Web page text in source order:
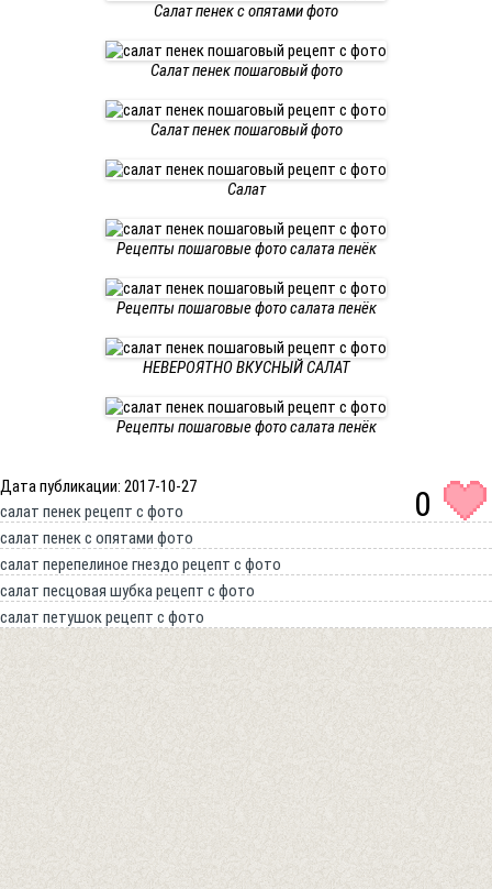
Салат пенек с опятами фото
Салат пенек пошаговый фото
Салат пенек пошаговый фото
Салат
Рецепты пошаговые фото салата пенёк
Рецепты пошаговые фото салата пенёк
НЕВЕРОЯТНО ВКУСНЫЙ САЛАТ
Рецепты пошаговые фото салата пенёк
Дата публикации: 2017-10-27 0
салат пенек рецепт с фото
салат пенек с опятами фото
салат перепелиное гнездо рецепт с фото
салат песцовая шубка рецепт с фото
салат петушок рецепт с фото